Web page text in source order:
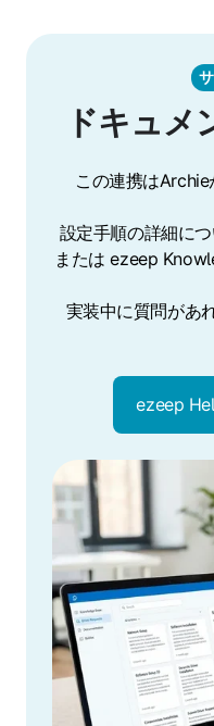
ドキュメ
この連携はArchie
設定手順の詳細に
または ezeep
実装中に質問があ
ezeep